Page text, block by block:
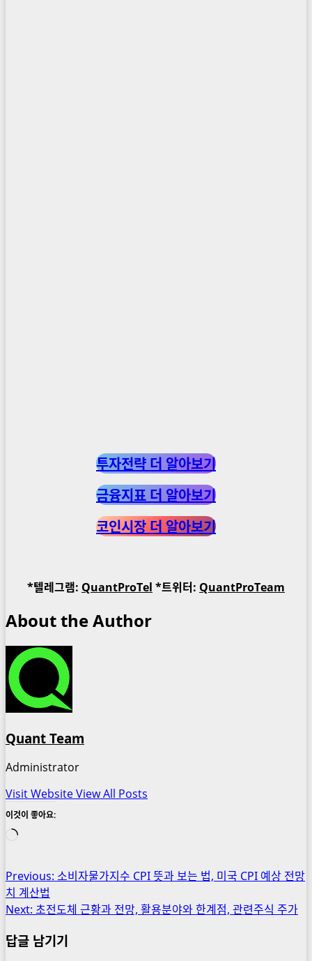
투자전략 더 알아보기
금융지표 더 알아보기
코인시장 더 알아보기
*텔레그램: QuantProTel *트위터: QuantProTeam
About the Author
Quant Team
Administrator
Visit WebsiteView All Posts
이것이 좋아요:
로
중...
Post
navigation
Previous: 소비자물가지수 CPI 뜻과 보는 법, 미국 CPI 예상 전망
치 계산법
Next: 초전도체 근황과 전망, 활용분야와 한계점, 관련주식 주가
답글 남기기